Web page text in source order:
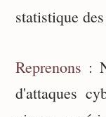
statistique
Reprenons :
d'attaques